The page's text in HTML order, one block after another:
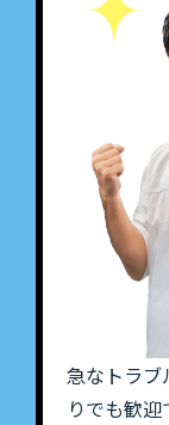
急なトラブ
りでも歓